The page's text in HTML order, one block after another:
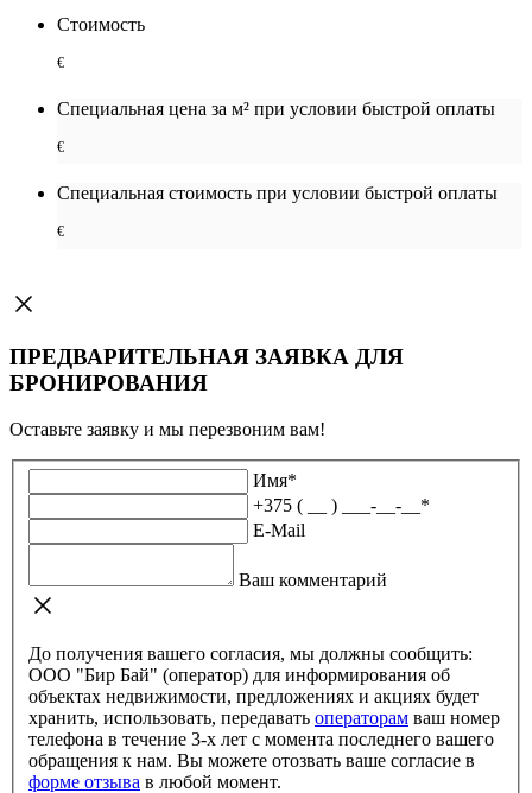
Стоимость
€
Специальная цена за м² при условии быстрой оплаты
€
Специальная cтоимость при условии быстрой оплаты
€
ПРЕДВАРИТЕЛЬНАЯ ЗАЯВКА ДЛЯ
БРОНИРОВАНИЯ
Оставьте заявку и мы перезвоним вам!
Имя*
+375 ( __ ) ___-__-__ *
E-Mail
Ваш комментарий
До получения вашего согласия, мы должны сообщить:
ООО "Бир Бай" (оператор) для информирования об
объектах недвижимости, предложениях и акциях будет
хранить, использовать, передавать операторам
телефона в течение 3-х лет с момента последнего вашего
обращения к нам. Вы можете отозвать ваше согласие в
форме отзыва
в любой момент.